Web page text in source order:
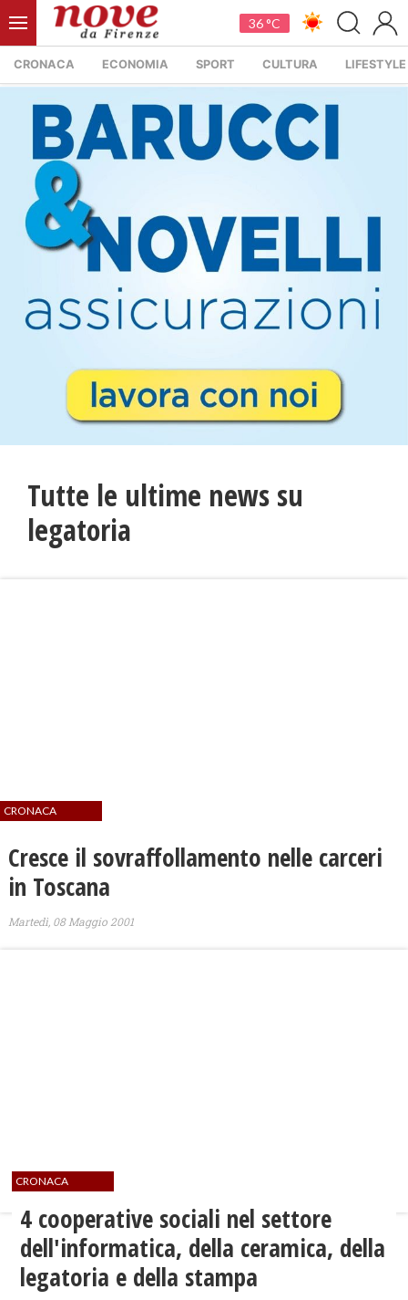
36 °C
CRONACA ECONOMIA SPORT CULTURA LIFESTYLE
Tutte le ultime news su
legatoria
CRONACA
Cresce il sovraffollamento nelle carceri
in Toscana
Martedì, 08 Maggio 2001
CRONACA
4 cooperative sociali nel settore
dell'informatica, della ceramica, della
legatoria e della stampa